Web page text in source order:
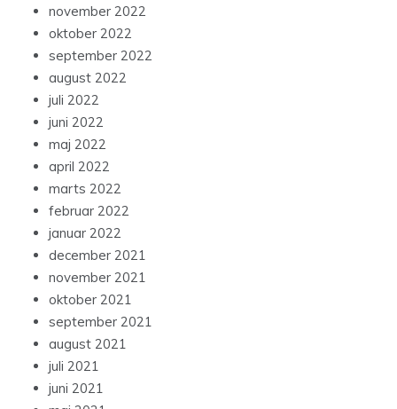
november 2022
oktober 2022
september 2022
august 2022
juli 2022
juni 2022
maj 2022
april 2022
marts 2022
februar 2022
januar 2022
december 2021
november 2021
oktober 2021
september 2021
august 2021
juli 2021
juni 2021